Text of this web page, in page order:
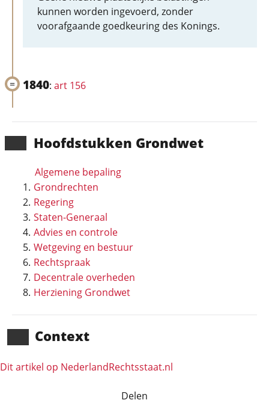
Hoofd­stukken Grondwet
Algemene bepaling
Grondrechten
Regering
Staten-Generaal
Advies en controle
Wetgeving en bestuur
Rechtspraak
Decentrale overheden
Herziening Grondwet
Context
Dit artikel op NederlandRechts­staat.nl
kunnen worden ingevoerd, zonder
voorafgaande goedkeuring des Konings.
1840: art 156
Delen